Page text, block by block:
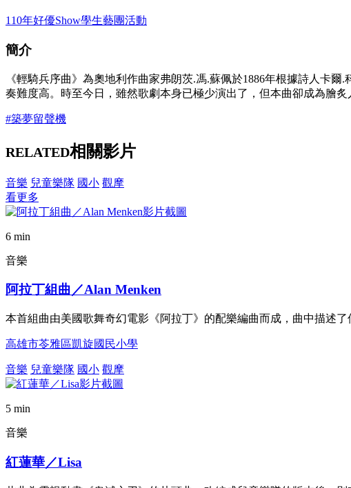
110年好優Show學生藝團活動
簡介
《輕騎兵序曲》為奧地利作曲家弗朗茨.馮.蘇佩於1886年根據詩人卡
奏難度高。時至今日，雖然歌劇本身已極少演出了，但本曲卻成為膾
#築夢留聲機
RELATED相關影片
音樂 兒童樂隊 國小 觀摩
看更多
6 min
音樂
阿拉丁組曲／Alan Menken
本首組曲由美國歌舞奇幻電影《阿拉丁》的配樂編曲而成，曲中描
高雄市苓雅區凱旋國民小學
音樂 兒童樂隊 國小 觀摩
5 min
音樂
紅蓮華／Lisa